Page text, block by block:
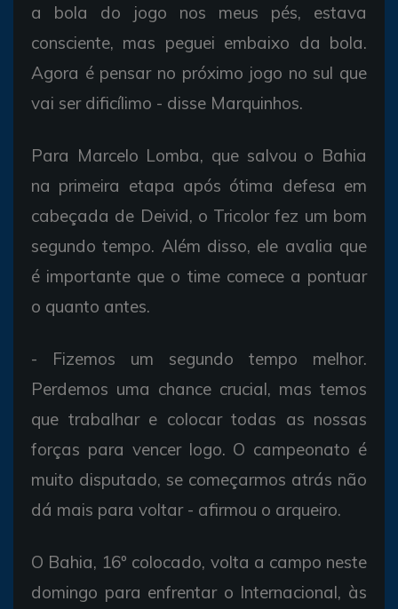
a bola do jogo nos meus pés, estava
consciente, mas peguei embaixo da bola.
Agora é pensar no próximo jogo no sul que
vai ser dificílimo - disse Marquinhos.
Para Marcelo Lomba, que salvou o Bahia
na primeira etapa após ótima defesa em
cabeçada de Deivid, o Tricolor fez um bom
segundo tempo. Além disso, ele avalia que
é importante que o time comece a pontuar
o quanto antes.
- Fizemos um segundo tempo melhor.
Perdemos uma chance crucial, mas temos
que trabalhar e colocar todas as nossas
forças para vencer logo. O campeonato é
muito disputado, se começarmos atrás não
dá mais para voltar - afirmou o arqueiro.
O Bahia, 16º colocado, volta a campo neste
domingo para enfrentar o Internacional, às